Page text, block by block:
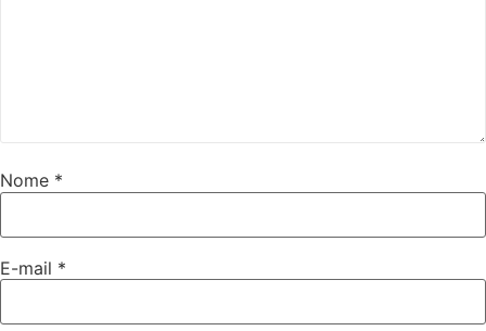
Nome *
E-mail *